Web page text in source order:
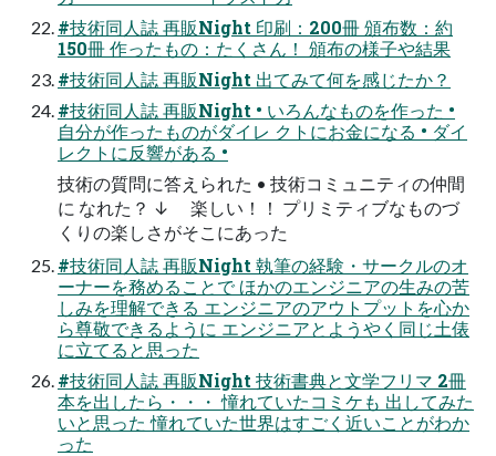
#技術同人誌 再販Night 印刷：200冊 頒布数：約
150冊 作ったもの：たくさん！ 頒布の様子や結果
#技術同人誌 再販Night 出てみて何を感じたか？
#技術同人誌 再販Night • いろんなものを作った •
自分が作ったものがダイレ クトにお金になる • ダイ
レクトに反響がある •
技術の質問に答えられた • 技術コミュニティの仲間
に なれた？ ↓ 楽しい！！ プリミティブなものづ
くりの楽しさがそこにあった
#技術同人誌 再販Night 執筆の経験・サークルのオ
ーナーを務めることで ほかのエンジニアの生みの苦
しみを理解できる エンジニアのアウトプットを心か
ら尊敬できるように エンジニアとようやく同じ土俵
に立てると思った
#技術同人誌 再販Night 技術書典と文学フリマ 2冊
本を出したら・・・ 憧れていたコミケも 出してみた
いと思った 憧れていた世界はすごく近いことがわか
った